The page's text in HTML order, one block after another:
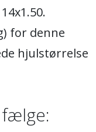
for denne
hjulstørrelse
fælge: